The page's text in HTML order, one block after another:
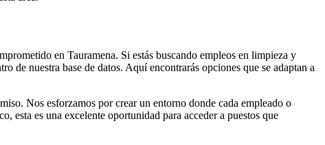
en Tauramena. Si estás buscando empleos en limpieza y
de nuestra base de datos. Aquí encontrarás opciones que se adaptan a
Nos esforzamos por crear un entorno donde cada empleado o
esta es una excelente oportunidad para acceder a puestos que